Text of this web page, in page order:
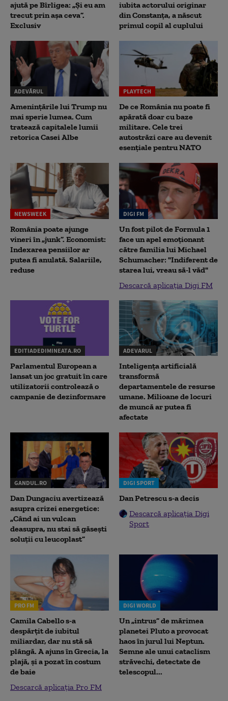
ajută pe Bîrligea: „Și eu am
trecut prin așa ceva”.
Exclusiv
iubita actorului originar
din Constanța, a născut
primul copil al cuplului
ADEVĂRUL
Amenințările lui Trump nu
mai sperie lumea. Cum
tratează capitalele lumii
retorica Casei Albe
PLAYTECH
De ce România nu poate fi
apărată doar cu baze
militare. Cele trei
autostrăzi care au devenit
esențiale pentru NATO
NEWSWEEK
România poate ajunge
vineri în „junk”. Economist:
Indexarea pensiilor ar
putea fi anulată. Salariile,
reduse
DIGI FM
Un fost pilot de Formula 1
face un apel emoționant
către familia lui Michael
Schumacher: "Indiferent de
starea lui, vreau să-l văd"
Descarcă aplicația Digi FM
EDITIADEDIMINEATA.RO
Parlamentul European a
lansat un joc gratuit în care
utilizatorii controlează o
campanie de dezinformare
ADEVARUL
Inteligența artificială
transformă
departamentele de resurse
umane. Milioane de locuri
de muncă ar putea fi
afectate
GANDUL.RO
Dan Dungaciu avertizează
asupra crizei energetice:
„Când ai un vulcan
deasupra, nu stai să găsești
soluții cu leucoplast”
DIGI SPORT
Dan Petrescu s-a decis
Descarcă aplicația Digi
Sport
PRO FM
Camila Cabello s-a
despărțit de iubitul
miliardar, dar nu stă să
plângă. A ajuns în Grecia, la
plajă, și a pozat în costum
de baie
Descarcă aplicația Pro FM
DIGI WORLD
Un „intrus” de mărimea
planetei Pluto a provocat
haos în jurul lui Neptun.
Semne ale unui cataclism
străvechi, detectate de
telescopul...